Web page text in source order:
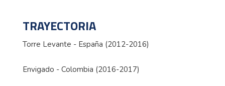
TRAYECTORIA
Torre Levante - España (2012-2016)
Envigado - Colombia (2016-2017)